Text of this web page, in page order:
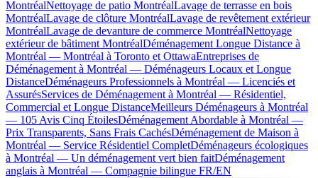
MontréalNettoyage de patio MontréalLavage de terrasse en bois
MontréalLavage de clôture MontréalLavage de revêtement extérieur
MontréalLavage de devanture de commerce MontréalNettoyage
extérieur de bâtiment MontréalDéménagement Longue Distance à
Montréal — Montréal à Toronto et OttawaEntreprises de
Déménagement à Montréal — Déménageurs Locaux et Longue
DistanceDéménageurs Professionnels à Montréal — Licenciés et
AssurésServices de Déménagement à Montréal — Résidentiel,
Commercial et Longue DistanceMeilleurs Déménageurs à Montréal
— 105 Avis Cinq ÉtoilesDéménagement Abordable à Montréal —
Prix Transparents, Sans Frais CachésDéménagement de Maison à
Montréal — Service Résidentiel CompletDéménageurs écologiques
à Montréal — Un déménagement vert bien faitDéménagement
anglais à Montréal — Compagnie bilingue FR/EN